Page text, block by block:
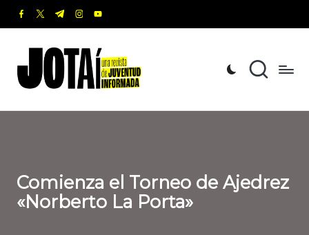
Saltar
contenido
facebook.com
twitter.com
t.me instagram.com
youtube.com
o
t
revista
de
Informada
Comienza el Torneo de Ajedrez
«Norberto La Porta»